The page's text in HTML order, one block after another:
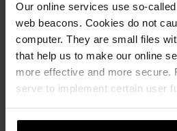
Our online services use so-
web beacons. Cookies do not
computer. They are small files
that help us to make our online
more effective and more secure.
serve to implement certain user